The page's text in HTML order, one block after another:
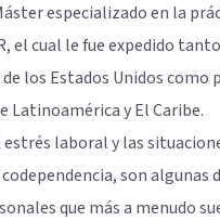
especializado en la
el cual le fue expedido
los Estados Unidos como
Latinoamérica y El Caribe.
estrés laboral y las
son algunas
que más a menudo